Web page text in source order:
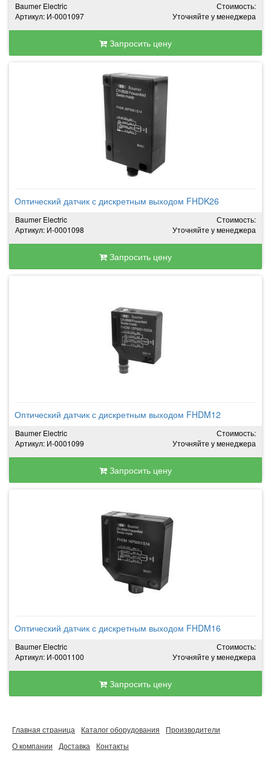
Baumer Electric
Артикул: И-0001097
Стоимость:
Уточняйте у менеджера
Запросить цену
Оптический датчик с дискретным выходом FHDK26
Baumer Electric
Артикул: И-0001098
Стоимость:
Уточняйте у менеджера
Запросить цену
Оптический датчик с дискретным выходом FHDM12
Baumer Electric
Артикул: И-0001099
Стоимость:
Уточняйте у менеджера
Запросить цену
Оптический датчик с дискретным выходом FHDM16
Baumer Electric
Артикул: И-0001100
Стоимость:
Уточняйте у менеджера
Запросить цену
Главная страница Каталог оборудования
Производители
О компании
Доставка Контакты